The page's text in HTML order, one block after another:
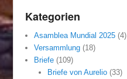
Kategorien
Asamblea Mundial 2025 (4)
Versammlung (18)
Briefe (109)
Briefe von Aurelio(33)